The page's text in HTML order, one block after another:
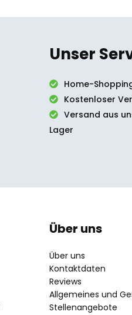
Unser
Home-
Kostenloser
Versand aus
Lager
Über uns
Über uns
Kontaktdaten
Reviews
Allgemeines und
Stellenangebote